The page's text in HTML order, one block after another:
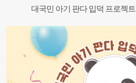
대국민 아기 판다 입덕 프로젝